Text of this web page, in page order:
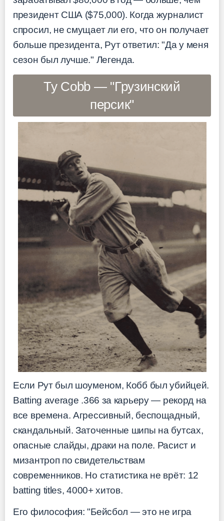
президент США ($75,000). Когда журналист
спросил, не смущает ли его, что он получает
больше президента, Рут ответил: "Да у меня
сезон был лучше." Легенда.
Ty Cobb — "Грузинский
персик"
Если Рут был шоуменом, Кобб был убийцей.
Batting average .366 за карьеру — рекорд на
все времена. Агрессивный, беспощадный,
скандальный. Заточенные шипы на бутсах,
опасные слайды, драки на поле. Расист и
мизантроп по свидетельствам
современников. Но статистика не врёт: 12
batting titles, 4000+ хитов.
Его философия: "Бейсбол — это не игра